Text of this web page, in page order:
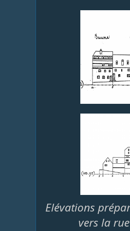
Elévations
vers la